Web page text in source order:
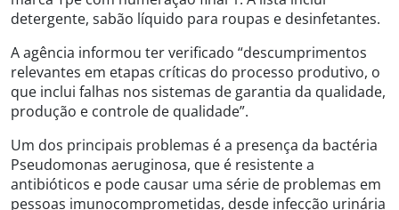
detergente, sabão líquido para roupas e desinfetantes.
A agência informou ter verificado “descumprimentos
relevantes em etapas críticas do processo produtivo, o
que inclui falhas nos sistemas de garantia da qualidade,
produção e controle de qualidade”.
Um dos principais problemas é a presença da bactéria
Pseudomonas aeruginosa, que é resistente a
antibióticos e pode causar uma série de problemas em
pessoas imunocomprometidas, desde infecção urinária